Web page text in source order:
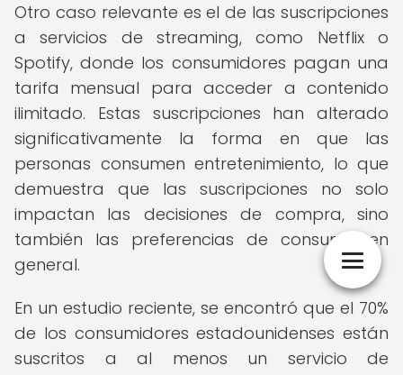
Otro caso relevante es el de las suscripciones
a servicios de streaming, como Netflix o
Spotify, donde los consumidores pagan una
tarifa mensual para acceder a contenido
ilimitado. Estas suscripciones han alterado
significativamente la forma en que las
personas consumen entretenimiento, lo que
demuestra que las suscripciones no solo
impactan las decisiones de compra, sino
también las preferencias de consumo en
general.
En un estudio reciente, se encontró que el 70%
de los consumidores estadounidenses están
suscritos a al menos un servicio de